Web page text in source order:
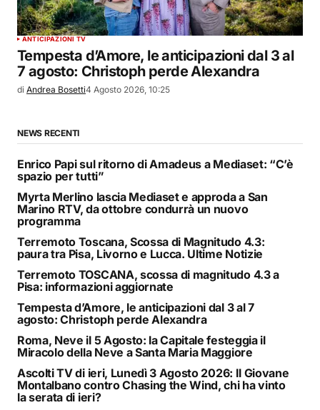
ANTICIPAZIONI TV
Tempesta d’Amore, le anticipazioni dal 3 al
7 agosto: Christoph perde Alexandra
di Andrea Bosetti4 Agosto 2026, 10:25
NEWS RECENTI
Enrico Papi sul ritorno di Amadeus a Mediaset: “C’è
spazio per tutti”
Myrta Merlino lascia Mediaset e approda a San
Marino RTV, da ottobre condurrà un nuovo
programma
Terremoto Toscana, Scossa di Magnitudo 4.3:
paura tra Pisa, Livorno e Lucca. Ultime Notizie
Terremoto TOSCANA, scossa di magnitudo 4.3 a
Pisa: informazioni aggiornate
Tempesta d’Amore, le anticipazioni dal 3 al 7
agosto: Christoph perde Alexandra
Roma, Neve il 5 Agosto: la Capitale festeggia il
Miracolo della Neve a Santa Maria Maggiore
Ascolti TV di ieri, Lunedì 3 Agosto 2026: Il Giovane
Montalbano contro Chasing the Wind, chi ha vinto
la serata di ieri?